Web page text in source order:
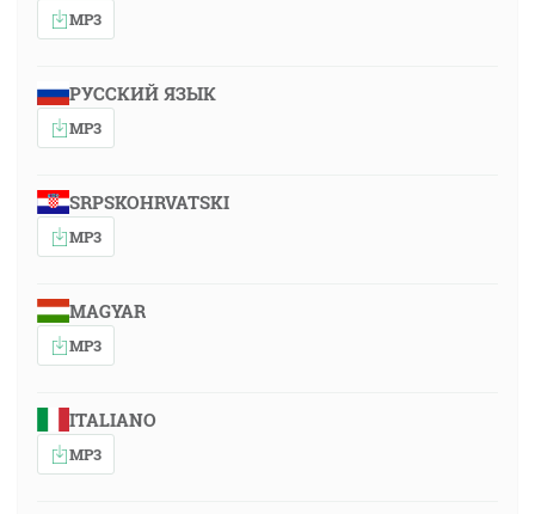
MP3
РУССКИЙ ЯЗЫК
MP3
SRPSKOHRVATSKI
MP3
MAGYAR
MP3
ITALIANO
MP3